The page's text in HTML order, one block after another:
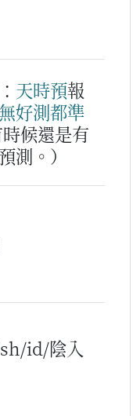
天時預報
無好測都準
時候還是有
測。）
id/陰入